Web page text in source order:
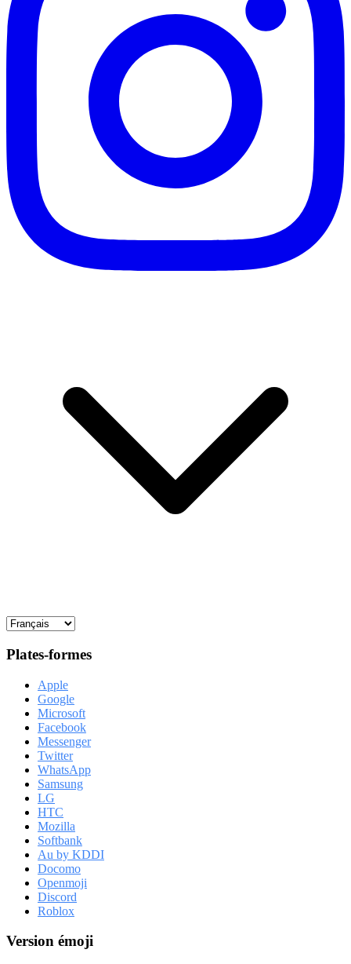
Plates-formes
Apple
Google
Microsoft
Facebook
Messenger
Twitter
WhatsApp
Samsung
LG
HTC
Mozilla
Softbank
Au by KDDI
Docomo
Openmoji
Discord
Roblox
Version émoji